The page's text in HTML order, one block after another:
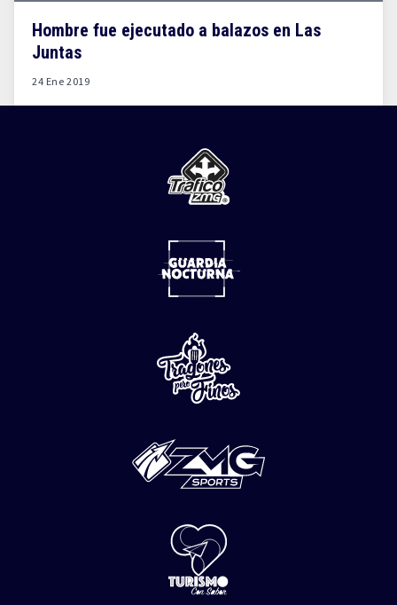
Hombre fue ejecutado a balazos en Las
Juntas
24 Ene 2019